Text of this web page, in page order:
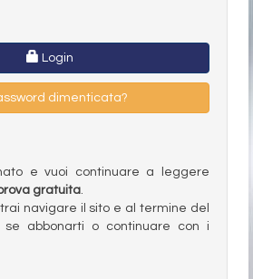
Login
dimenticata?
e vuoi continuare a leggere
gratuita.
navigare il sito e al termine del
se abbonarti o continuare con i